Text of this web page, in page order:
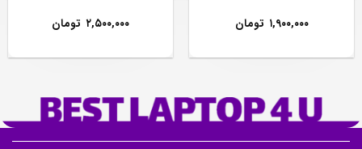
۱,۹۰۰,۰۰۰ تومان ۲,۵۰۰,۰۰۰ تومان